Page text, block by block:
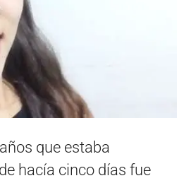
que estaba
hacía cinco días fue